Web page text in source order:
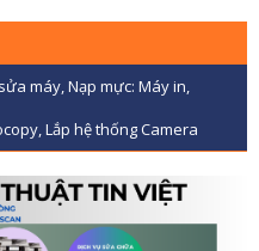
máy, Nạp mực: Máy in,
Lắp hệ thống Camera